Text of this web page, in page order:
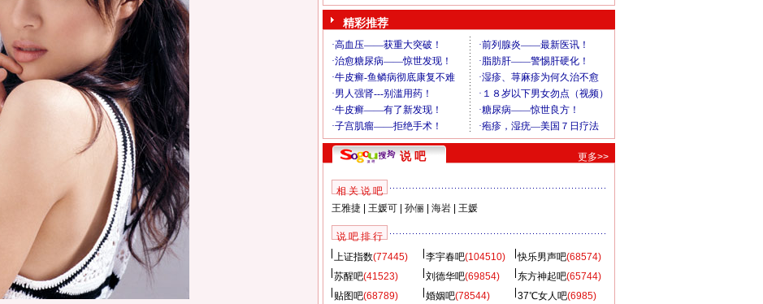
精彩推荐
说 吧 更多>>
相 关 说 吧
王雅捷| 王媛可| 孙俪 海岩| 王媛
说 吧 排 行
上证指数(77445) 李宇春吧(104510) 快乐男声吧(68574)
苏醒吧(41523) 刘德华吧(69854) 东方神起吧(65744)
贴图吧(68789) 婚姻吧(78544) 37℃女人吧(6985)